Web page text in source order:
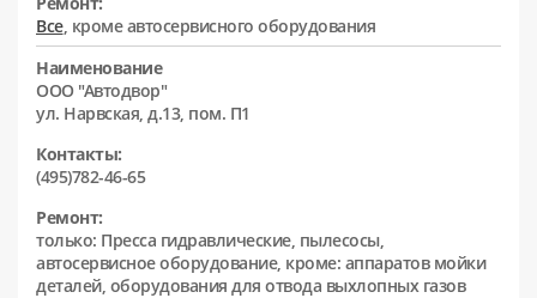
Все, кроме автосервисного оборудования
Наименование
ООО "Автодвор"
ул. Нарвская, д.13, пом. П1
Контакты:
(495)782-46-65
Ремонт:
только: Пресса гидравлические, пылесосы,
автосервисное оборудование, кроме: аппаратов мойки
деталей, оборудования для отвода выхлопных газов